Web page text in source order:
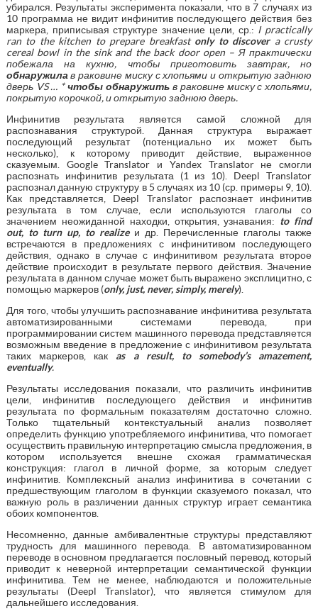
убирался. Результаты эксперимента показали, что в 7 случаях из
10 программа не видит инфинитив последующего действия без
маркера, приписывая структуре значение цели, ср.: I practically
ran to the kitchen to prepare breakfast only to discover a crusty
cereal bowl in the sink and the back door open– Я практически
побежала на кухню, чтобы приготовить завтрак, но
обнаружила в раковине миску с хлопьями и открытую заднюю
дверь VS… *чтобы обнаружить в раковине миску с хлопьями,
покрытую корочкой, и открытую заднюю дверь.
Инфинитив результата является самой сложной для
распознавания структурой. Данная структура выражает
последующий результат (потенциально их может быть
несколько), к которому приводит действие, выраженное
сказуемым. Google Translator и Yandex Translator не смогли
распознать инфинитив результата (1 из 10). Deepl Translator
распознал данную структуру в 5 случаях из 10 (ср. примеры 9, 10).
Как представляется, Deepl Translator распознает инфинитив
результата в том случае, если используются глаголы cо
значением неожиданной находки, открытия, узнавания: to find
out, to turn up, to realizeи др. Перечисленные глаголы также
встречаются в предложениях с инфинитивом последующего
действия, однако в случае с инфинитивом результата второе
действие происходит в результате первого действия. Значение
результата в данном случае может быть выражено эксплицитно, с
помощью маркеров (only, just, never, simply, merely).
Для того, чтобы улучшить распознавание инфинитива результата
автоматизированными системами перевода, при
программировании систем машинного перевода представляется
возможным введение в предложение с инфинитивом результата
таких маркеров, как as a result, to somebody’s amazement,
eventually.
Результаты исследования показали, что различить инфинитив
цели, инфинитив последующего действия и инфинитив
результата по формальным показателям достаточно сложно.
Только тщательный контекстуальный анализ позволяет
определить функцию употребляемого инфинитива, что помогает
осуществить правильную интерпретацию смысла предложения, в
котором используется внешне схожая грамматическая
конструкция: глагол в личной форме, за которым следует
инфинитив. Комплексный анализ инфинитива в сочетании с
предшествующим глаголом в функции сказуемого показал, что
важную роль в различении данных структур играет семантика
обоих компонентов.
Несомненно, данные амбивалентные структуры представляют
трудность для машинного перевода. В автоматизированном
переводе в основном предлагается пословный перевод, который
приводит к неверной интерпретации семантической функции
инфинитива. Тем не менее, наблюдаются и положительные
результаты (Deepl Translator), что является стимулом для
дальнейшего исследования.